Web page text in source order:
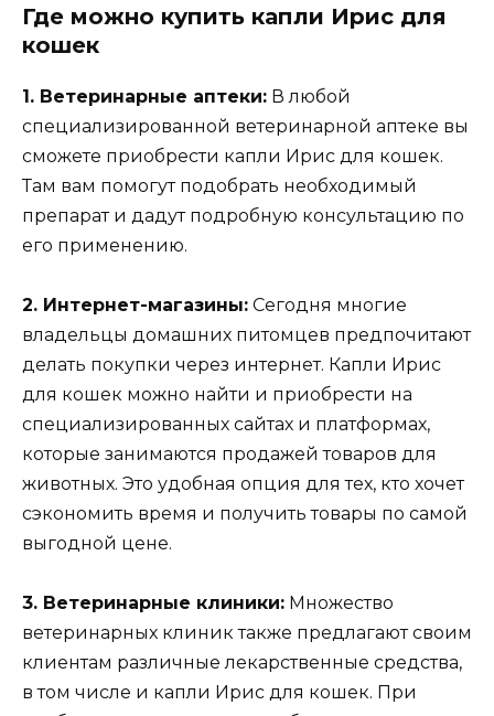
Где можно купить капли Ирис для
кошек
1. Ветеринарные аптеки: В любой
специализированной ветеринарной аптеке вы
сможете приобрести капли Ирис для кошек.
Там вам помогут подобрать необходимый
препарат и дадут подробную консультацию по
его применению.
2. Интернет-магазины: Сегодня многие
владельцы домашних питомцев предпочитают
делать покупки через интернет. Капли Ирис
для кошек можно найти и приобрести на
специализированных сайтах и платформах,
которые занимаются продажей товаров для
животных. Это удобная опция для тех, кто хочет
сэкономить время и получить товары по самой
выгодной цене.
3. Ветеринарные клиники: Множество
ветеринарных клиник также предлагают своим
клиентам различные лекарственные средства,
в том числе и капли Ирис для кошек. При